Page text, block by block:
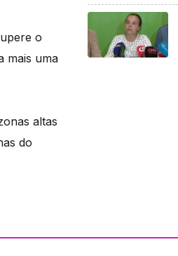
o
mais uma
altas
do